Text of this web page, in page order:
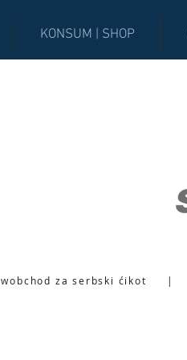
KONSUM | SHOP
wobchod za serbski ćikot |